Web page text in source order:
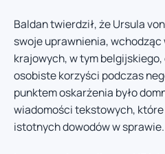
Baldan twierdził, że Ursula
swoje uprawnienia,
krajowych, w tym belgijskiego,
osobiste korzyści podczas
punktem oskarżenia było
wiadomości tekstowych,
istotnych dowodów w sprawie.